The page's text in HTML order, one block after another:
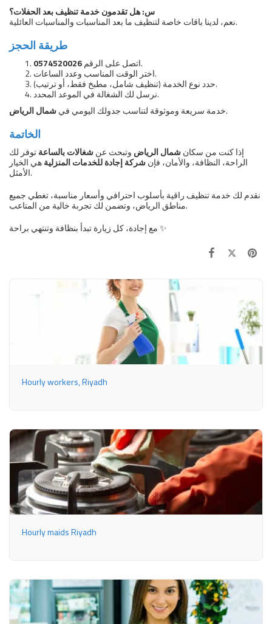
س: هل تقدمون خدمة تنظيف بعد الحفلات؟
نعم، لدينا باقات خاصة لتنظيف ما بعد المناسبات والمناسبات العائلية.
طريقة الحجز
اتصل على الرقم0574520026
.
اختر الوقت المناسب وعدد الساعات.
حدد نوع الخدمة (تنظيف شامل، مطبخ فقط، أو ترتيب).
نرسل لك الشغالة في الموعد المحدد.
خدمة سريعة وموثوقة لتناسب جدولك اليومي فيشمال الرياض .
الخاتمة
إذا كنت من سكانشمال الرياض وتبحث عنشغالات بالساعةتوفر لك
الراحة، النظافة، والأمان، فإنشركة إجادة للخدمات المنزليةهي الخيار
الأمثل.
نقدم لك خدمة تنظيف راقية بأسلوب احترافي وأسعار مناسبة، تغطي جميع
مناطق الرياض، وتضمن لك تجربة خالية من المتاعب.
مع إجادة، كل زيارة تبدأ بنظافة وتنتهي براحة ✨
Hourly workers, Riyadh
Hourly maids Riyadh